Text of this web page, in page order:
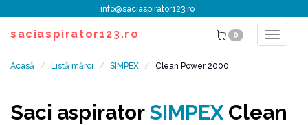
info@saciaspirator123.ro
saciaspirator123.ro 0
Toggle
Acasă Listă mărci SIMPEX Clean Power 2000
Saci aspirator SIMPEX Clean